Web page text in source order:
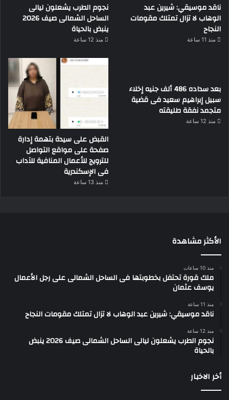
ناقد موسيقي: شيرين عبد
الوهاب لا تزال تمتلك مقومات
النجاح
منذ 11 ساعة
نجوم الطرب يشعلون ليالى
الساحل الشمالى صيف 2026
ينبض بالحياة
منذ 12 ساعة
بعد سداده 486 ألف جنيه إخلاء
سبيل إبراهيم سعيد فى قضية
متجمد نفقة طليقته
منذ 12 ساعة
القبض على سيدة بتهمة إدارة
صفحة على مواقع التواصل
للترويج للأعمال المنافية للآداب
فى الإسكندرية
منذ 13 ساعة
الأكثر مشاهدة
منذ 10 ساعات
ملك قورة تحتفل بخطوبتها فى الساحل الشمالى على رجل الأعمال
يوسف عثمان
منذ 11 ساعة
ناقد موسيقي: شيرين عبد الوهاب لا تزال تمتلك مقومات النجاح
منذ 12 ساعة
نجوم الطرب يشعلون ليالى الساحل الشمالى صيف 2026 ينبض
بالحياة
أخر الاخبار